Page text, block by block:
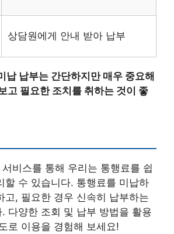
상담원에게 안내 받아 납부
납 납부는 간단하지만 매우 중요해
고 필요한 조치를 취하는 것이 좋
비스를 통해 우리는 통행료를 쉽
할 수 있습니다. 통행료를 미납하
고, 필요한 경우 신속히 납부하는
다양한 조회 및 납부 방법을 활용
로 이용을 경험해 보세요!